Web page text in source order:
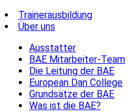
Trainerausbildung
Über uns
Ausstatter
BAE Mitarbeiter-Team
Die Leitung der BAE
European Dan College
Grundsätze der BAE
Was ist die BAE?